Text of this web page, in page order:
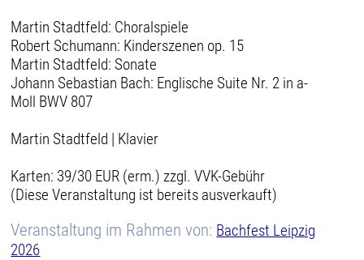
Martin Stadtfeld: Choralspiele
Robert Schumann: Kinderszenen op. 15
Martin Stadtfeld: Sonate
Johann Sebastian Bach: Englische Suite Nr. 2 in a-
Moll BWV 807
Martin Stadtfeld | Klavier
Karten: 39/30 EUR (erm.) zzgl. VVK-Gebühr
(Diese Veranstaltung ist bereits ausverkauft)
Veranstaltung im Rahmen von: Bachfest Leipzig
2026